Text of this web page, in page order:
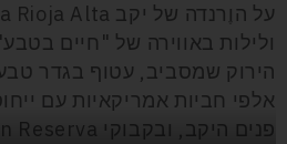
ולילות באווירה של "חיים
הירוק שמסביב, עטוף בגדר
אלפי חביות אמריקאיות עם